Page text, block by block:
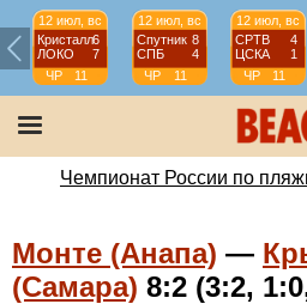
12 июл, вс
Кристалл6
ЛОКО
7
ЧР
11
тур
12 июл, вс
Спутник 8
СПБ
4
ЧР
11
тур
12 июл, вс
СРТВ
4
ЦСКА
1
ЧР
11
тур
Чемпионат России по
Монте (Анапа) —
(Самара) 8:2 (3:2,